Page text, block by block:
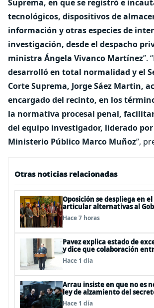
Suprema, en que se registró e
tecnológicos, dispositivos de
información y otras especies de
investigación, desde el despacho
ministra Ángela Vivanco Martínez”. “
desarrolló en total normalidad y el
Corte Suprema, Jorge Sáez Martin,
encargado del recinto, en los
la normativa procesal penal,
del equipo investigador, liderado por
Ministerio Público Marco Muñoz”,
Otras noticias relacionadas
Oposición se despliega en
articular alternativas al
Hace 7 horas
Pavez explica estado de
y dice que colaboración
policías, “es algo del todo
analizar”
Hace 1 día
Arrau insiste en que no es
ley de alzamiento del
porque ya existe
Hace 1 día